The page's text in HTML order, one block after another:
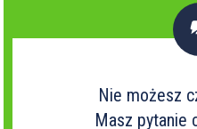
Nie możesz
Masz pytanie